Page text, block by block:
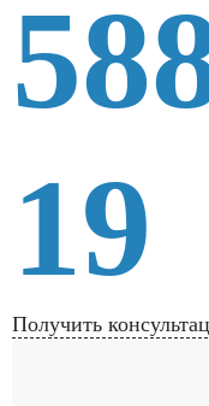
19
Получить